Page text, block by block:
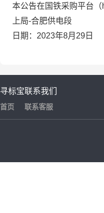
本公告在国铁采购平台（
上局-合肥供电段
日期：2023年8月29日
寻标宝
首页
联系我们
联系客服